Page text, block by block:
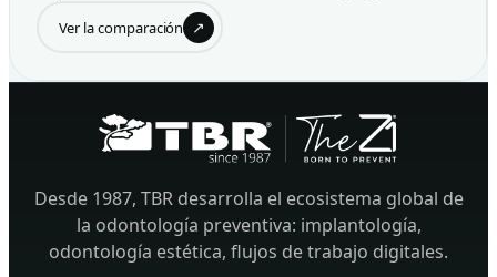
Ver la comparación ↗
Desde 1987, TBR desarrolla el ecosistema global de
la odontología preventiva: implantología,
odontología estética, flujos de trabajo digitales.